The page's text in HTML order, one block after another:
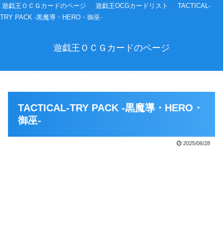
遊戯王ＯＣＧカードのページ 遊戯王OCGカードリスト
TACTICAL-
TRY PACK -黒魔導・HERO・御巫-
遊戯王ＯＣＧカードのページ
TACTICAL-TRY PACK -黒魔導・HERO・
御巫-
2025/06/28